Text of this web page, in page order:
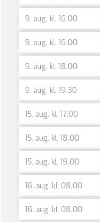
9. aug. kl. 16.00
9. aug. kl. 16.00
9. aug. kl. 18.00
9. aug. kl. 19.30
15. aug. kl. 17.00
15. aug. kl. 18.00
15. aug. kl. 19.00
16. aug. kl. 08.00
16. aug. kl. 08.00